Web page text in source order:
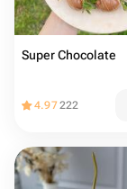
Super Chocolate
4.97222